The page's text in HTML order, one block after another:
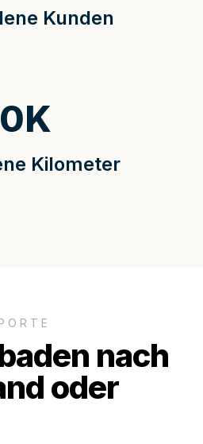
Kunden
Kilometer
0K
nach
oder